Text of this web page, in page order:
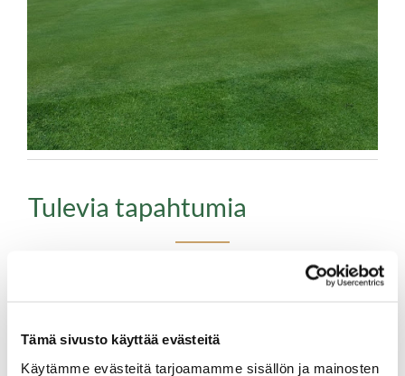
Tämä sivusto käyttää evästeitä
Käytämme evästeitä tarjoamamme sisällön ja mainosten
Tulevia tapahtumia
alkaa jo kymmenes viikkokisa